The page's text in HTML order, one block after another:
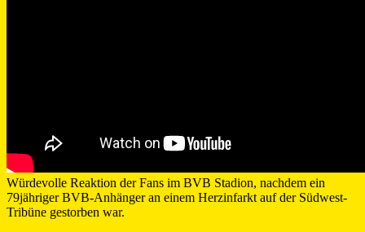
Würdevolle Reaktion der Fans im BVB Stadion, nachdem ein
79jähriger BVB-Anhänger an einem Herzinfarkt auf der Südwest-
Tribüne gestorben war.